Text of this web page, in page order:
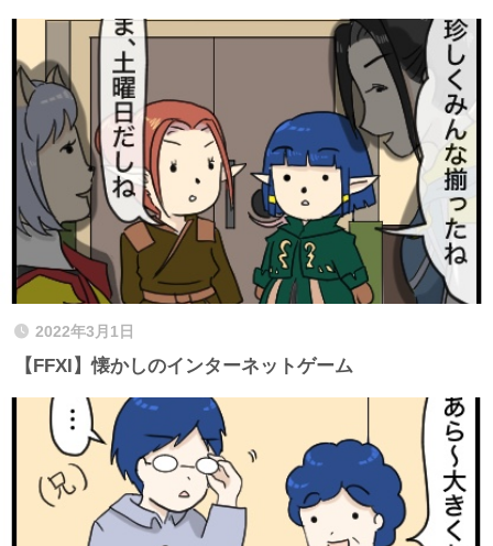
2022年3月1日
【FFXI】懐かしのインターネットゲーム